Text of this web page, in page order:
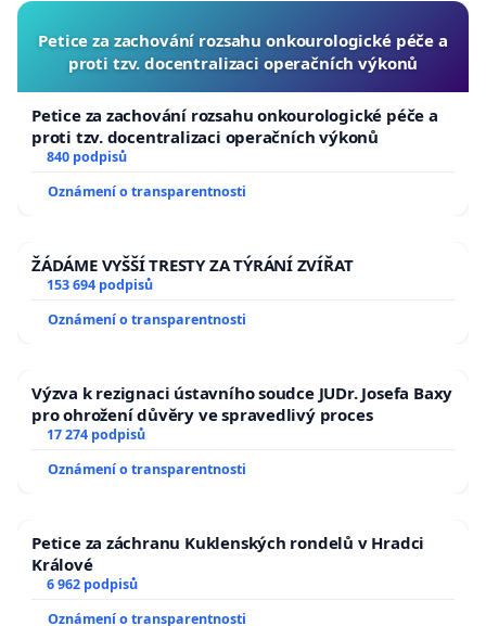
Petice za zachování rozsahu onkourologické péče a
proti tzv. docentralizaci operačních výkonů
Petice za zachování rozsahu onkourologické péče a
proti tzv. docentralizaci operačních výkonů
840 podpisů
Oznámení o transparentnosti
ŽÁDÁME VYŠŠÍ TRESTY ZA TÝRÁNÍ ZVÍŘAT
153 694 podpisů
Oznámení o transparentnosti
Výzva k rezignaci ústavního soudce JUDr. Josefa Baxy
pro ohrožení důvěry ve spravedlivý proces
17 274 podpisů
Oznámení o transparentnosti
Petice za záchranu Kuklenských rondelů v Hradci
Králové
6 962 podpisů
Oznámení o transparentnosti